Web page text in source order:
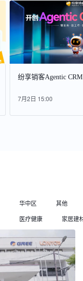
纷享销客Agentic
7月2日 15:00
华中区
其他
医疗健康 家居建